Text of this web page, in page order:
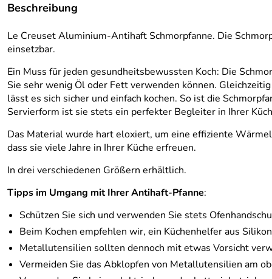
Beschreibung
Le Creuset Aluminium-Antihaft Schmorpfanne. Die
einsetzbar.
Ein Muss für jeden gesundheitsbewussten Koch: Die
Sie sehr wenig Öl oder Fett verwenden können.
lässt es sich sicher und einfach kochen. So ist die
Servierform ist sie stets ein perfekter Begleiter in Ihrer
Das Material wurde hart eloxiert, um eine effiziente
dass sie viele Jahre in Ihrer Küche erfreuen.
In drei verschiedenen Größern erhältlich.
Tipps im Umgang mit Ihrer Antihaft-Pfanne:
Schützen Sie sich und verwenden Sie stets
Beim Kochen empfehlen wir, ein Küchenhelfer aus
Metallutensilien sollten dennoch mit etwas Vorsicht
Vermeiden Sie das Abklopfen von Metallutensilien am